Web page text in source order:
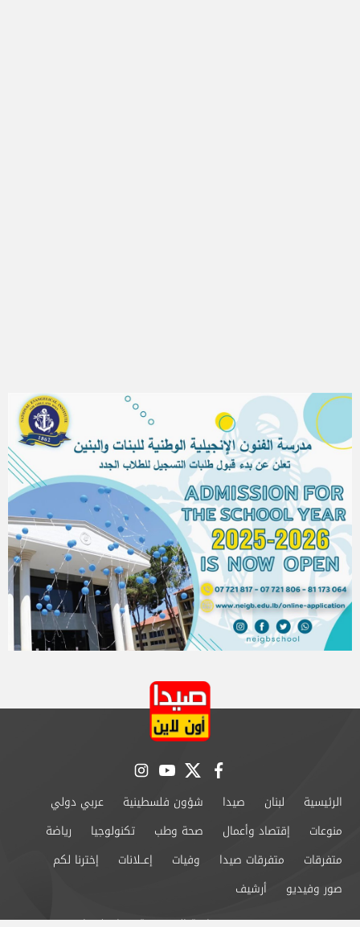
facebook
twitter
youtube
instagram
الرئيسية لبنان صيدا شؤون فلسطينية
عربي دولي
منوعات
إقتصاد وأعمال صحة وطب تكنولوجيا
رياضة
متفرقات
متفرقات صيدا وفيات إعــلانات
إخترنا لكم
صور وفيديو
أرشيف